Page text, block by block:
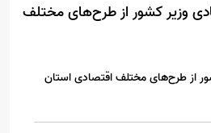
وزیر کشور از طرح‌های مختلف
از طرح‌های مختلف اقتصادی استان